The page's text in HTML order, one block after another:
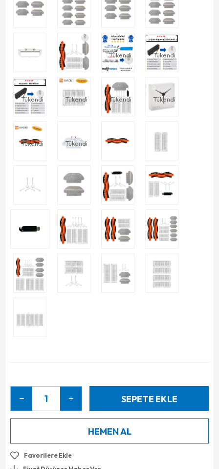
Tükendi Tükendi
Tükendi Tükendi Tükendi Tükendi
Tükendi Tükendi
Favorilere Ekle